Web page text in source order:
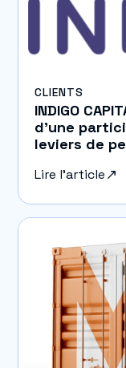
CLIENTS
INDIGO
d’une
leviers de
Lire l'article